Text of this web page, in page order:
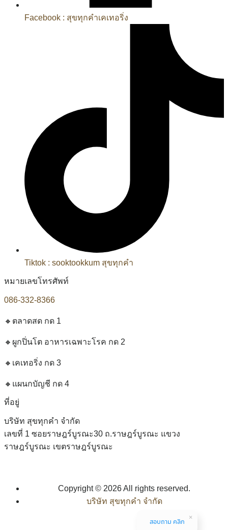
Facebook : สุขทุกคำเคเทอริ่ง
Tiktok : sooktookkum สุขทุกคำ
หมายเลขโทรศัพท์
086-332-8366
🔸ตลาดสด กด 1
🔸ผูกปิ่นโต อาหารเฉพาะโรค กด 2
🔸เคเทอริ่ง กด 3
🔸แผนกบัญชี กด 4
ที่อยู่
บริษัท สุขทุกคำ จำกัด
เลขที่ 1 ซอยราษฎร์บูรณะ30 ถ.ราษฎร์บูรณะ แขวง
ราษฎร์บูรณะ เขตราษฎร์บูรณะ
Copyright © 2026 All rights reserved.
บริษัท สุขทุกคำ จำกัด
สอบถาม คลิก